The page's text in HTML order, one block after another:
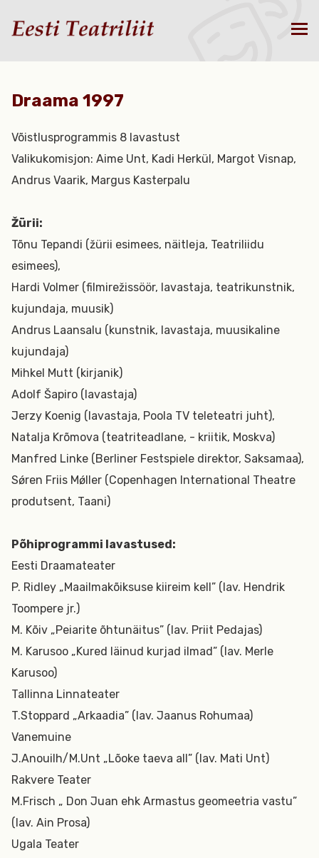
Draama 1997
Võistlusprogrammis 8 lavastust
Valikukomisjon: Aime Unt, Kadi Herkül, Margot Visnap,
Andrus Vaarik, Margus Kasterpalu
Žürii:
Tõnu Tepandi (žürii esimees, näitleja, Teatriliidu
esimees),
Hardi Volmer (filmirežissöör, lavastaja, teatrikunstnik,
kujundaja, muusik)
Andrus Laansalu (kunstnik, lavastaja, muusikaline
kujundaja)
Mihkel Mutt (kirjanik)
Adolf Šapiro (lavastaja)
Jerzy Koenig (lavastaja, Poola TV teleteatri juht),
Natalja Krõmova (teatriteadlane, - kriitik, Moskva)
Manfred Linke (Berliner Festspiele direktor, Saksamaa),
Sǿren Friis Mǿller (Copenhagen International Theatre
produtsent, Taani)
Põhiprogrammi lavastused:
Eesti Draamateater
P. Ridley „Maailmakõiksuse kiireim kell” (lav. Hendrik
Toompere jr.)
M. Kõiv „Peiarite õhtunäitus” (lav. Priit Pedajas)
M. Karusoo „Kured läinud kurjad ilmad” (lav. Merle
Karusoo)
Tallinna Linnateater
T.Stoppard „Arkaadia” (lav. Jaanus Rohumaa)
Vanemuine
J.Anouilh/M.Unt „Lõoke taeva all” (lav. Mati Unt)
Rakvere Teater
M.Frisch „ Don Juan ehk Armastus geomeetria vastu”
(lav. Ain Prosa)
Ugala Teater